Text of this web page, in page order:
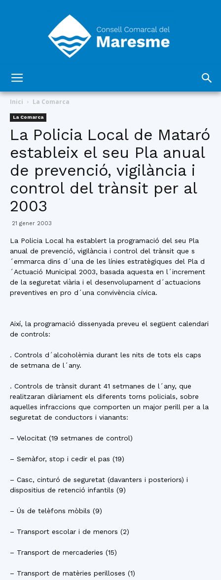
Comarcal
del
Inici La Comarca
La Comarca
La Policia Local de Mataró
estableix el seu Pla anual
de prevenció, vigilància i
control del trànsit per al
2003
21 gener 2003
La Policia Local ha establert la programació del seu Pla
anual de prevenció, vigilància i control del trànsit que s
´emmarca dins d´una de les línies estratègiques del Pla d
´Actuació Municipal 2003, basada aquesta en l´increment
de la seguretat viària i el desenvolupament d´actuacions
preventives en pro d´una convivència cívica.
Així, la programació dissenyada preveu el següent calendari
de controls:
. Controls d´alcoholèmia durant les nits de tots els caps
de setmana de l´any.
. Controls de trànsit durant 41 setmanes de l´any, que
realitzaran diàriament els diferents torns policials, sobre
aquelles infraccions que comporten un major perill per a la
seguretat de conductors i vianants:
– Velocitat (19 setmanes de control)
– Semàfor, stop i cedir el pas (19)
– Casc, cinturó de seguretat (davanters i posteriors) i
dispositius de retenció infantils (9)
– Ús de telèfons mòbils (9)
– Transport escolar i de menors (2)
– Transport de mercaderies (15)
– Transport de matèries perilloses (1)